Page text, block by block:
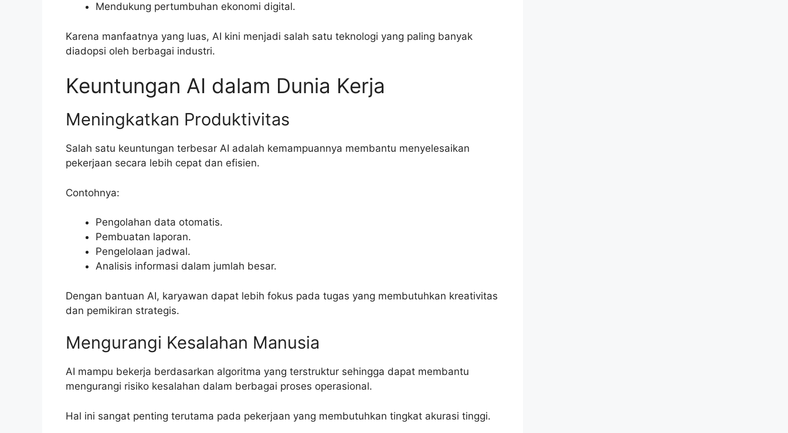
Mendukung pertumbuhan ekonomi digital.
Karena manfaatnya yang luas, AI kini menjadi salah satu teknologi yang paling banyak
diadopsi oleh berbagai industri.
Keuntungan AI dalam Dunia Kerja
Meningkatkan Produktivitas
Salah satu keuntungan terbesar AI adalah kemampuannya membantu menyelesaikan
pekerjaan secara lebih cepat dan efisien.
Contohnya:
Pengolahan data otomatis.
Pembuatan laporan.
Pengelolaan jadwal.
Analisis informasi dalam jumlah besar.
Dengan bantuan AI, karyawan dapat lebih fokus pada tugas yang membutuhkan kreativitas
dan pemikiran strategis.
Mengurangi Kesalahan Manusia
AI mampu bekerja berdasarkan algoritma yang terstruktur sehingga dapat membantu
mengurangi risiko kesalahan dalam berbagai proses operasional.
Hal ini sangat penting terutama pada pekerjaan yang membutuhkan tingkat akurasi tinggi.